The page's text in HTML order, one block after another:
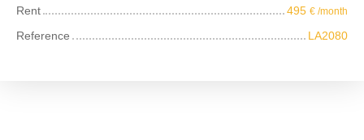
Rent
495 € /month
Reference LA2080